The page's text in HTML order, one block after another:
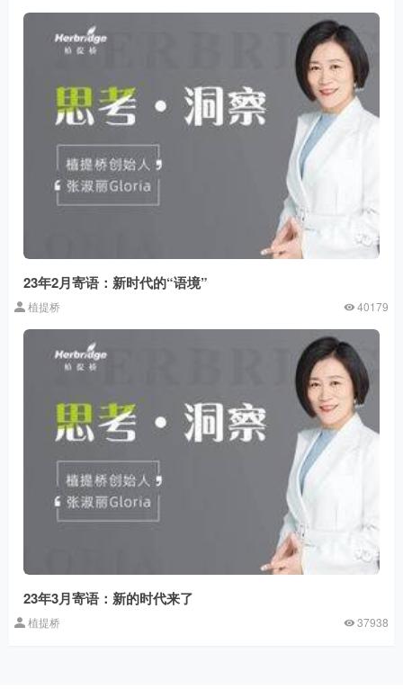
23年2月寄语：新时代的“语境”
植提桥 40179
23年3月寄语：新的时代来了
植提桥 37938